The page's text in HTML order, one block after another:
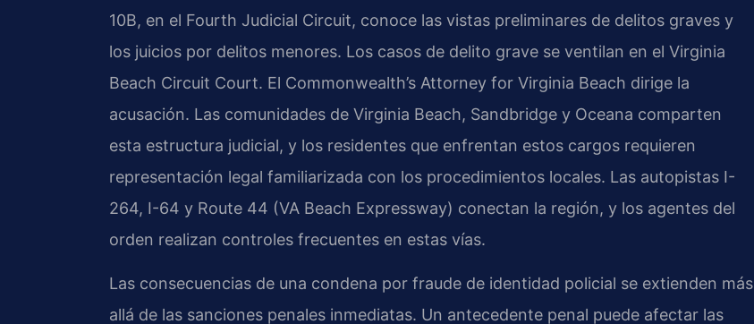
10B, en el Fourth Judicial Circuit, conoce las vistas preliminares de delitos graves y
los juicios por delitos menores. Los casos de delito grave se ventilan en el Virginia
Beach Circuit Court. El Commonwealth’s Attorney for Virginia Beach dirige la
acusación. Las comunidades de Virginia Beach, Sandbridge y Oceana comparten
esta estructura judicial, y los residentes que enfrentan estos cargos requieren
representación legal familiarizada con los procedimientos locales. Las autopistas I-
264, I-64 y Route 44 (VA Beach Expressway) conectan la región, y los agentes del
orden realizan controles frecuentes en estas vías.
Las consecuencias de una condena por fraude de identidad policial se extienden más
allá de las sanciones penales inmediatas. Un antecedente penal puede afectar las